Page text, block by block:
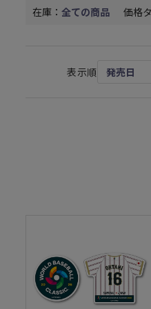
在庫： 全ての商品 価格
表示順